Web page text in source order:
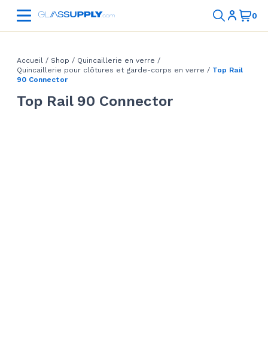
Accueil / Shop / Quincaillerie en verre /
Quincaillerie pour clôtures et garde-corps en verre / Top Rail
90 Connector
Top Rail 90 Connector